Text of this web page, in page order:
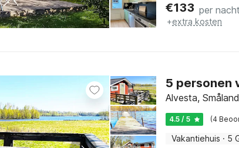
€133 per nacht
+extra kosten
5 personen
Alvesta, Småland
4.5 / 5 (4
Vakantiehuis · 5